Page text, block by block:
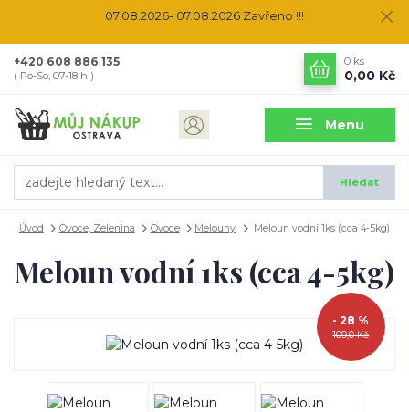
07.08.2026- 07.08.2026 Zavřeno !!!
Menu
Hledat
+420 608 886 135
( Po-So, 07-18 h )
0 ks
0,00 Kč
Úvod Ovoce, Zelenina Ovoce Melouny Meloun vodní 1ks (cca 4-5kg)
Meloun vodní 1ks (cca 4-5kg)
109,0 Kč
- 28 %